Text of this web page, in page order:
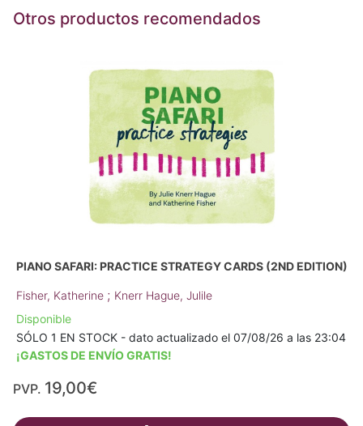
Otros productos recomendados
PIANO SAFARI: PRACTICE STRATEGY CARDS (2ND EDITION)
Fisher, Katherine ; Knerr Hague, Julile
Disponible
SÓLO 1 EN STOCK - dato actualizado el 07/08/26 a las 23:04
¡GASTOS DE ENVÍO GRATIS!
PVP. 19,00€